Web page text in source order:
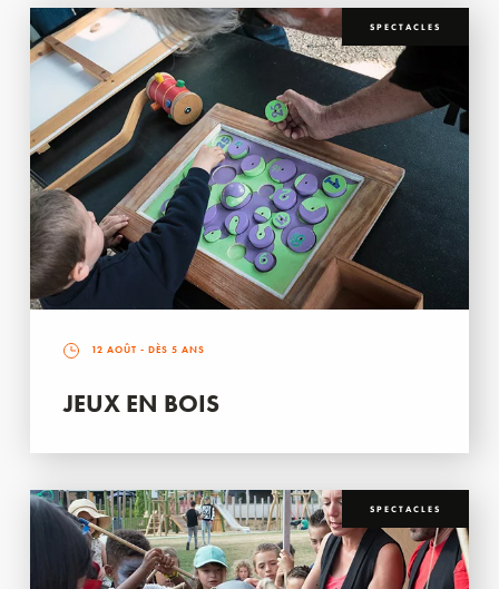
SPECTACLES
12 AOÛT - DÈS 5 ANS
JEUX EN BOIS
SPECTACLES